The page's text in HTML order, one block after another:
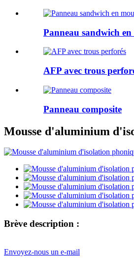
Panneau sandwich
AFP avec trous
Panneau composite
Mousse d'aluminium
Brève description :
Envoyez-nous un e-mail